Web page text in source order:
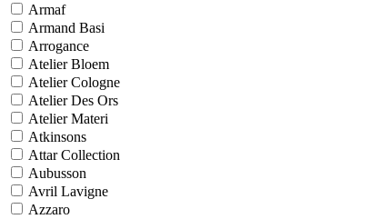
Armaf
Armand Basi
Arrogance
Atelier Bloem
Atelier Cologne
Atelier Des Ors
Atelier Materi
Atkinsons
Attar Collection
Aubusson
Avril Lavigne
Azzaro